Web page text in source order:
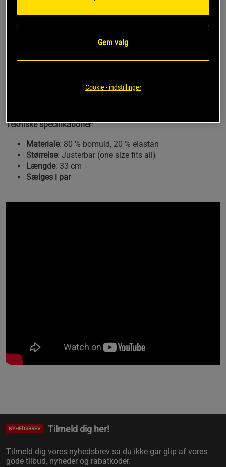
Giver robust støtte til håndleddene
Perfekt til tunge presøvelser og frivendinger
Hardcore Wrist Wraps er produceret i et kraftigt 4-linje
elastisk materiale, hvilket egner sig specielt til anvendelse
Tekniske specifikationer:
Materiale: 80 % bomuld, 20 % elastan
Størrelse: Justerbar (one size fits all)
Længde: 33 cm
Sælges i par
NYHEDSBREV Tilmeld dig her!
Tilmeld dig vores nyhedsbrev så du ikke går glip af vores
gode tilbud, nyheder og rabatkoder.
Gem valg
Cookie - indstillinger